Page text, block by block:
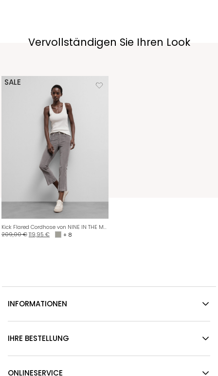
Vervollständigen Sie Ihren Look
SALE
Kick Flared Cordhose von NINE IN THE MORNING
209,00€119,95 € + 8
INFORMATIONEN
IHRE BESTELLUNG
ONLINESERVICE